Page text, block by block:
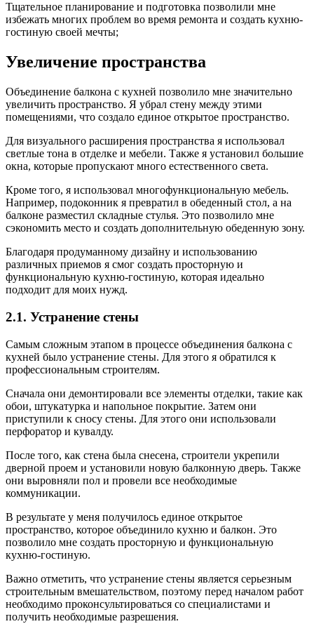
Тщательное планирование и подготовка позволили мне
избежать многих проблем во время ремонта и создать кухню-
гостиную своей мечты;
Увеличение пространства
Объединение балкона с кухней позволило мне значительно
увеличить пространство. Я убрал стену между этими
помещениями, что создало единое открытое пространство.
Для визуального расширения пространства я использовал
светлые тона в отделке и мебели. Также я установил большие
окна, которые пропускают много естественного света.
Кроме того, я использовал многофункциональную мебель.
Например, подоконник я превратил в обеденный стол, а на
балконе разместил складные стулья. Это позволило мне
сэкономить место и создать дополнительную обеденную зону.
Благодаря продуманному дизайну и использованию
различных приемов я смог создать просторную и
функциональную кухню-гостиную, которая идеально
подходит для моих нужд.
2.1. Устранение стены
Самым сложным этапом в процессе объединения балкона с
кухней было устранение стены. Для этого я обратился к
профессиональным строителям.
Сначала они демонтировали все элементы отделки, такие как
обои, штукатурка и напольное покрытие. Затем они
приступили к сносу стены. Для этого они использовали
перфоратор и кувалду.
После того, как стена была снесена, строители укрепили
дверной проем и установили новую балконную дверь. Также
они выровняли пол и провели все необходимые
коммуникации.
В результате у меня получилось единое открытое
пространство, которое объединило кухню и балкон. Это
позволило мне создать просторную и функциональную
кухню-гостиную.
Важно отметить, что устранение стены является серьезным
строительным вмешательством, поэтому перед началом работ
необходимо проконсультироваться со специалистами и
получить необходимые разрешения.